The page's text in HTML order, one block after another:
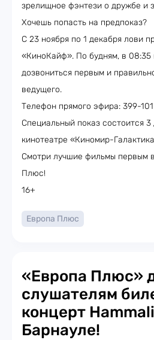
зрелищное фэнтези о дружбе и
Хочешь попасть на предпоказ?
С 23 ноября по 1 декабря лови
«КиноКайф». По будням, в 08:35
дозвониться первым и
ведущего.
Телефон прямого эфира: 399-101
Специальный показ состоится 3
кинотеатре «Киномир-
Смотри лучшие фильмы первым
Плюс!
16+
Европа Плюс
«Европа Плюс»
слушателям
концерт
Барнауле!